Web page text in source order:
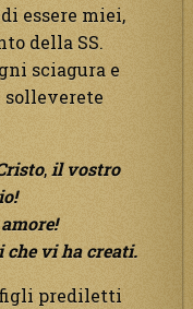
essere miei,
della SS.
sciagura e
solleverete
,il vostro
che vi ha creati.
figli prediletti